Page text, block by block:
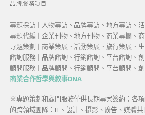
品牌服務項目
專題採訪｜人物專訪、品牌專訪、地方專訪、
專題代編｜企業刊物、地方刊物、商業專欄、
專題策劃｜商業策展、活動策展、旅行策展、
諮詢服務｜品牌諮詢、行銷諮詢、平台諮詢、
顧問服務｜品牌顧問、行銷顧問、平台顧問、
商業合作哲學與敘事DNA
※專題策劃和顧問服務僅供長期專案簽約；各
的跨領域團隊：IT、設計、攝影、廣告、媒體